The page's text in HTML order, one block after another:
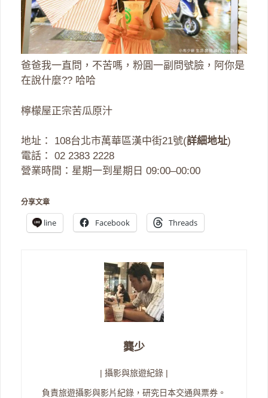
爸爸我一直問，不苦嗎，粉圓一副問號臉，阿你是
在說什麼?? 哈哈
檸檬屋正宗苦瓜原汁
地址： 108台北市萬華區漢中街21號(詳細地址)
電話： 02 2383 2228
營業時間：星期一到星期日 09:00–00:00
分享文章
line Facebook Threads
龔少
| 攝影與旅遊紀錄 |
負責旅遊攝影與影片紀錄，研究日本交通與票券。